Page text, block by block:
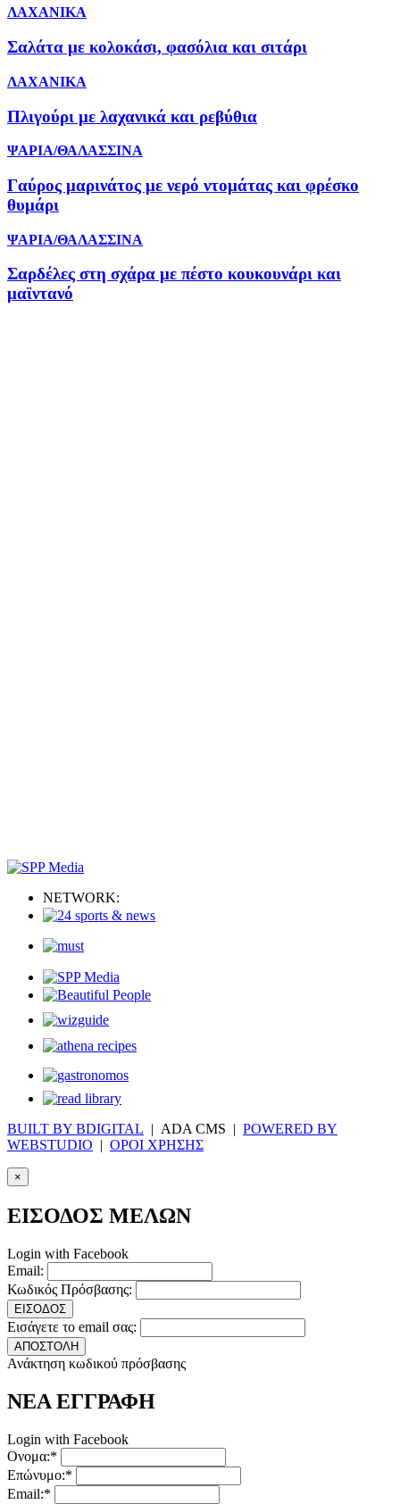
ΛΑΧΑΝΙΚΑ
Σαλάτα με κολοκάσι, φασόλια και σιτάρι
ΛΑΧΑΝΙΚΑ
Πλιγούρι με λαχανικά και ρεβύθια
ΨΑΡΙΑ/ΘΑΛΑΣΣΙΝΑ
Γαύρος μαρινάτος με νερό ντομάτας και φρέσκο
θυμάρι
ΨΑΡΙΑ/ΘΑΛΑΣΣΙΝΑ
Σαρδέλες στη σχάρα με πέστο κουκουνάρι και
μαϊντανό
NETWORK:
BUILT BY BDIGITAL | ADA CMS | POWERED BY
WEBSTUDIO | ΟΡΟΙ ΧΡΗΣΗΣ
×
ΕΙΣΟΔΟΣ ΜΕΛΩΝ
Login with Facebook
Email:
Κωδικός Πρόσβασης:
ΕΙΣΟΔΟΣ
Εισάγετε το email σας:
ΑΠΟΣΤΟΛΗ
Ανάκτηση κωδικού πρόσβασης
ΝΕΑ ΕΓΓΡΑΦΗ
Login with Facebook
Ονομα:*
Επώνυμο:*
Email:*